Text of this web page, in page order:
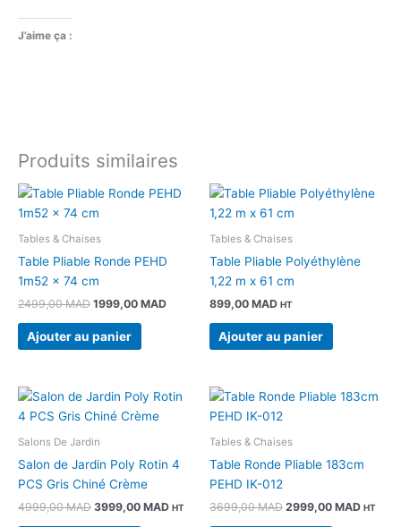
J’aime ça :
Produits similaires
Tables & Chaises
Table Pliable Ronde PEHD
1m52 x 74 cm
2499,00MAD
Le
initial
2499,00 MAD.
1999,00 MAD
Le
1999,00 MAD.
Ajouter au panier
Tables & Chaises
Table Pliable Polyéthylène
1,22 m x 61 cm
899,00 MAD HT
Ajouter au panier
Salons De Jardin
Salon de Jardin Poly Rotin 4
PCS Gris Chiné Crème
4999,00MAD
Le
initial
4999,00 MAD.
3999,00 MAD
Le
3999,00 MAD.
HT
Tables & Chaises
Table Ronde Pliable 183cm
PEHD IK-012
3699,00MAD
Le
3699,00 MAD.
2999,00 MAD
Le
HT